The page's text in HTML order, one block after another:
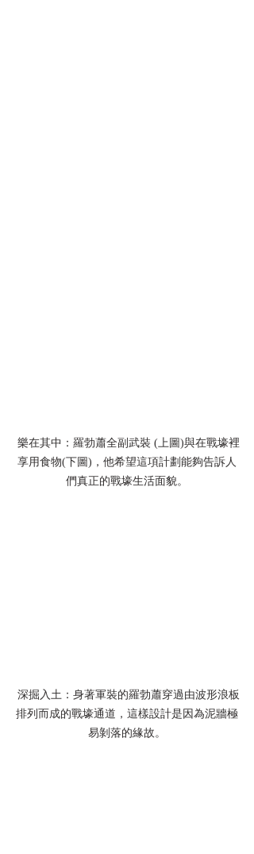
享用食物(下圖)，他希望這項計劃能夠告訴人
們真正的戰壕生活面貌。
排列而成的戰壕通道，這樣設計是因為泥牆極
易剝落的緣故。